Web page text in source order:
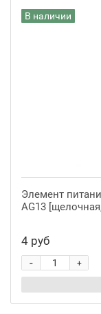
В наличии
Элемент
AG13
4 руб
+
-